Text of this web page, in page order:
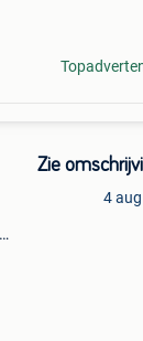
Zie
4